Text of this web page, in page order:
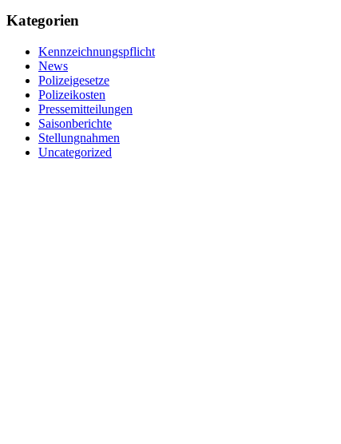
Kategorien
Kennzeichnungspflicht
News
Polizeigesetze
Polizeikosten
Pressemitteilungen
Saisonberichte
Stellungnahmen
Uncategorized